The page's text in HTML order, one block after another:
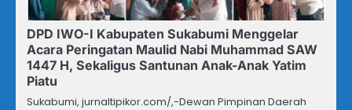
DPD IWO-I Kabupaten Sukabumi Menggelar
Acara Peringatan Maulid Nabi Muhammad SAW
1447 H, Sekaligus Santunan Anak-Anak Yatim
Piatu
Sukabumi, jurnaltipikor.com/,-Dewan Pimpinan Daerah